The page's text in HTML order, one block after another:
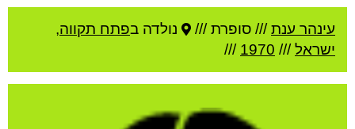
עינהר ענת/// סופרת /// נולדה בפתח תקווה,
ישראל///
1970
///